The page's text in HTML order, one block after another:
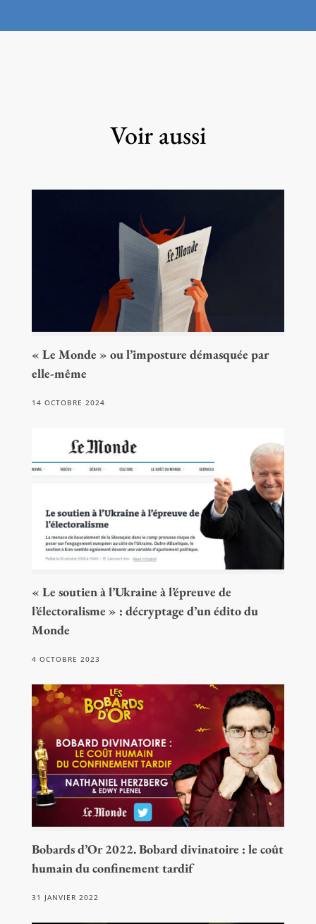
Voir aussi
« Le Monde » ou l’imposture démasquée par
elle-même
14 OCTOBRE 2024
« Le soutien à l’Ukraine à l’épreuve de
l’électoralisme » : décryptage d’un édito du
Monde
4 OCTOBRE 2023
Bobards d’Or 2022. Bobard divinatoire : le coût
humain du confinement tardif
31 JANVIER 2022